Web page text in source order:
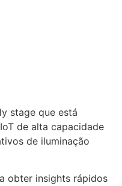
stage que está
de alta capacidade
de iluminação
obter insights rápidos